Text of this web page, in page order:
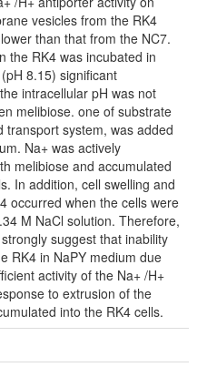
vesicles from the RK4
than that from the NC7.
the RK4 was incubated in
8.15) significant
intracellular pH was not
melibiose. one of substrate
transport system, was added
Na+ was actively
melibiose and accumulated
In addition, cell swelling and
occurred when the cells were
M NaCl solution. Therefore,
suggest that inability
RK4 in NaPY medium due
activity of the Na+ /H+
to extrusion of the
into the RK4 cells.